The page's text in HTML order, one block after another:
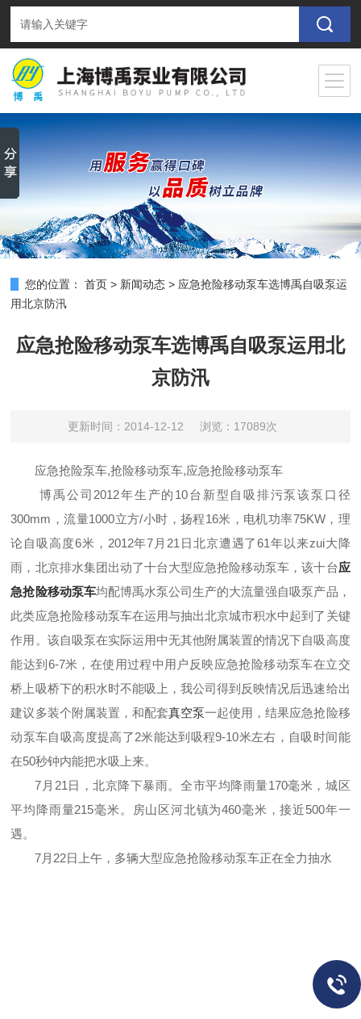
您的位置： 首页 > 新闻动态 > 应急抢险移动泵车选博禹自吸泵运
用北京防汛
应急抢险移动泵车选博禹自吸泵运用北
京防汛
更新时间：2014-12-12 浏览：17089次
应急抢险泵车,抢险移动泵车,应急抢险移动泵车
博禹公司2012年生产的 10台新型自吸排污泵该泵口径
300mm，流量1000立方/小时，扬程16米，电机功率75KW，理
论自吸高度6米， 2012年7 月 21 日北京遭遇了61年以来zui大降
雨 ，北京排水集团出动了十台大型应急抢险移动泵车，该十台应
急抢险移动泵车均配博禹水泵公司生产的大流量强自吸泵产品，
此类应急抢险移动泵车在运用与抽出北京城市积水中起到了关键
作用。该自吸泵在实际运用中无其他附属装置的情况下自吸高度
能达到6-7米，在使用过程中用户反映应急抢险移动泵车在立交
桥上吸桥下的积水时不能吸上，我公司得到反映情况后迅速给出
建议多装个附属装置，和配套真空泵一起使用，结果应急抢险移
动泵车自吸高度提高了2米能达到吸程9-10米左右，自吸时间能
在50秒钟内能把水吸上来。
7月21日，北京降下暴雨。全市平均降雨量170毫米，城区
平均降雨量215毫米。房山区河北镇为460毫米，接近500年一
遇。
7月22日上午，多辆大型应急抢险移动泵车正在全力抽水